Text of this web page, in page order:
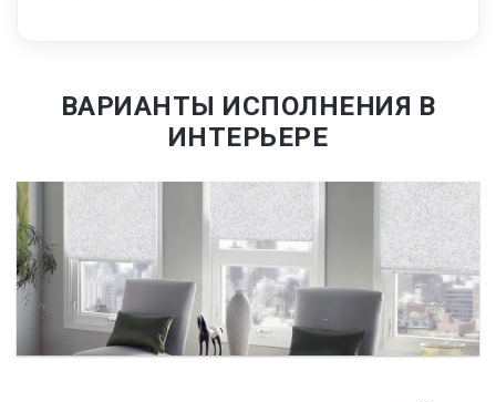
ВАРИАНТЫ ИСПОЛНЕНИЯ В
ИНТЕРЬЕРЕ